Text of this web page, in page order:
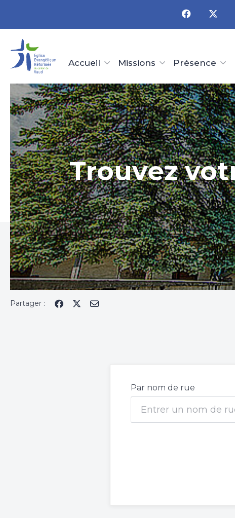
Accueil Missions Présence
Trouvez
Partager :
Par nom de rue